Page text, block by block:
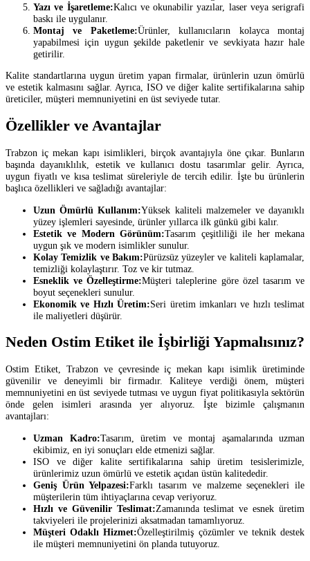
Yazı ve İşaretleme:Kalıcı ve okunabilir yazılar, laser veya serigrafi
baskı ile uygulanır.
Montaj ve Paketleme:Ürünler, kullanıcıların kolayca montaj
yapabilmesi için uygun şekilde paketlenir ve sevkiyata hazır hale
getirilir.
Kalite standartlarına uygun üretim yapan firmalar, ürünlerin uzun ömürlü
ve estetik kalmasını sağlar. Ayrıca, ISO ve diğer kalite sertifikalarına sahip
üreticiler, müşteri memnuniyetini en üst seviyede tutar.
Özellikler ve Avantajlar
Trabzon iç mekan kapı isimlikleri, birçok avantajıyla öne çıkar. Bunların
başında dayanıklılık, estetik ve kullanıcı dostu tasarımlar gelir. Ayrıca,
uygun fiyatlı ve kısa teslimat süreleriyle de tercih edilir. İşte bu ürünlerin
başlıca özellikleri ve sağladığı avantajlar:
Uzun Ömürlü Kullanım:Yüksek kaliteli malzemeler ve dayanıklı
yüzey işlemleri sayesinde, ürünler yıllarca ilk günkü gibi kalır.
Estetik ve Modern Görünüm:Tasarım çeşitliliği ile her mekana
uygun şık ve modern isimlikler sunulur.
Kolay Temizlik ve Bakım:Pürüzsüz yüzeyler ve kaliteli kaplamalar,
temizliği kolaylaştırır. Toz ve kir tutmaz.
Esneklik ve Özelleştirme:Müşteri taleplerine göre özel tasarım ve
boyut seçenekleri sunulur.
Ekonomik ve Hızlı Üretim:Seri üretim imkanları ve hızlı teslimat
ile maliyetleri düşürür.
Neden Ostim Etiket ile İşbirliği Yapmalısınız?
Ostim Etiket, Trabzon ve çevresinde iç mekan kapı isimlik üretiminde
güvenilir ve deneyimli bir firmadır. Kaliteye verdiği önem, müşteri
memnuniyetini en üst seviyede tutması ve uygun fiyat politikasıyla sektörün
önde gelen isimleri arasında yer alıyoruz. İşte bizimle çalışmanın
avantajları:
Uzman Kadro:Tasarım, üretim ve montaj aşamalarında uzman
ekibimiz, en iyi sonuçları elde etmenizi sağlar.
ISO ve diğer kalite sertifikalarına sahip üretim tesislerimizle,
ürünlerimiz uzun ömürlü ve estetik açıdan üstün kalitededir.
Geniş Ürün Yelpazesi:Farklı tasarım ve malzeme seçenekleri ile
müşterilerin tüm ihtiyaçlarına cevap veriyoruz.
Hızlı ve Güvenilir Teslimat:Zamanında teslimat ve esnek üretim
takviyeleri ile projelerinizi aksatmadan tamamlıyoruz.
Müşteri Odaklı Hizmet:Özelleştirilmiş çözümler ve teknik destek
ile müşteri memnuniyetini ön planda tutuyoruz.